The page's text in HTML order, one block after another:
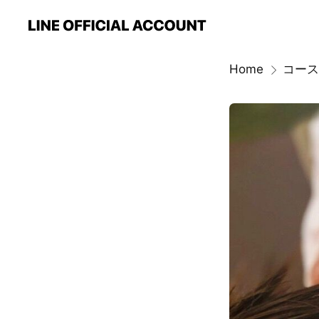
Home コー